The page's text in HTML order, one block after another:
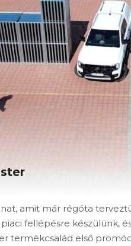
amit már régóta
fellépésre készülünk,
termékcsalád első